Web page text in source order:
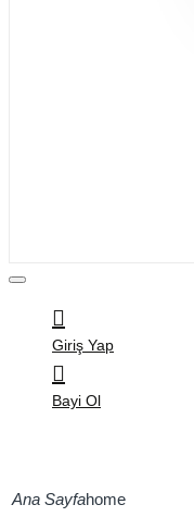
Giriş Yap
Bayi Ol
home